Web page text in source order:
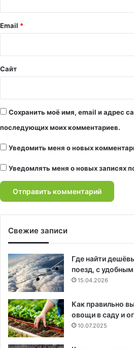
й
Email *
Сайт
Сохранить моё имя, email и адрес
последующих моих комментариев.
Уведомить меня о новых
Уведомлять меня о новых записях
Свежие записи
Где найти
поезд, с
15.04.2026
Как правильно
овощи в саду и
10.07.2025